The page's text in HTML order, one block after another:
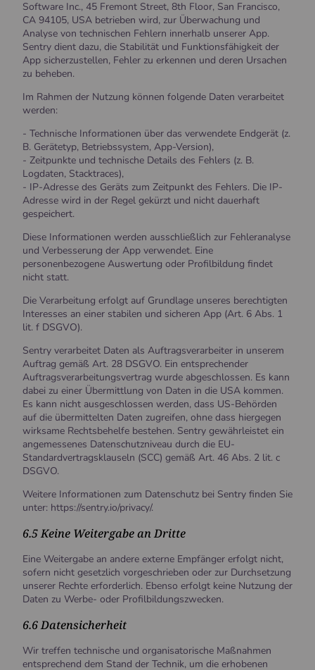
Software Inc., 45 Fremont Street, 8th Floor, San Francisco,
CA 94105, USA betrieben wird, zur Überwachung und
Analyse von technischen Fehlern innerhalb unserer App.
Sentry dient dazu, die Stabilität und Funktionsfähigkeit der
App sicherzustellen, Fehler zu erkennen und deren Ursachen
zu beheben.
Im Rahmen der Nutzung können folgende Daten verarbeitet
werden:
- Technische Informationen über das verwendete Endgerät (z.
B. Gerätetyp, Betriebssystem, App-Version),
- Zeitpunkte und technische Details des Fehlers (z. B.
Logdaten, Stacktraces),
- IP-Adresse des Geräts zum Zeitpunkt des Fehlers. Die IP-
Adresse wird in der Regel gekürzt und nicht dauerhaft
gespeichert.
Diese Informationen werden ausschließlich zur Fehleranalyse
und Verbesserung der App verwendet. Eine
personenbezogene Auswertung oder Profilbildung findet
nicht statt.
Die Verarbeitung erfolgt auf Grundlage unseres berechtigten
Interesses an einer stabilen und sicheren App (Art. 6 Abs. 1
lit. f DSGVO).
Sentry verarbeitet Daten als Auftragsverarbeiter in unserem
Auftrag gemäß Art. 28 DSGVO. Ein entsprechender
Auftragsverarbeitungsvertrag wurde abgeschlossen. Es kann
dabei zu einer Übermittlung von Daten in die USA kommen.
Es kann nicht ausgeschlossen werden, dass US-Behörden
auf die übermittelten Daten zugreifen, ohne dass hiergegen
wirksame Rechtsbehelfe bestehen. Sentry gewährleistet ein
angemessenes Datenschutzniveau durch die EU-
Standardvertragsklauseln (SCC) gemäß Art. 46 Abs. 2 lit. c
DSGVO.
Weitere Informationen zum Datenschutz bei Sentry finden Sie
unter: https://sentry.io/privacy/.
6.5 Keine Weitergabe an Dritte
Eine Weitergabe an andere externe Empfänger erfolgt nicht,
sofern nicht gesetzlich vorgeschrieben oder zur Durchsetzung
unserer Rechte erforderlich. Ebenso erfolgt keine Nutzung der
Daten zu Werbe- oder Profilbildungszwecken.
6.6 Datensicherheit
Wir treffen technische und organisatorische Maßnahmen
entsprechend dem Stand der Technik, um die erhobenen